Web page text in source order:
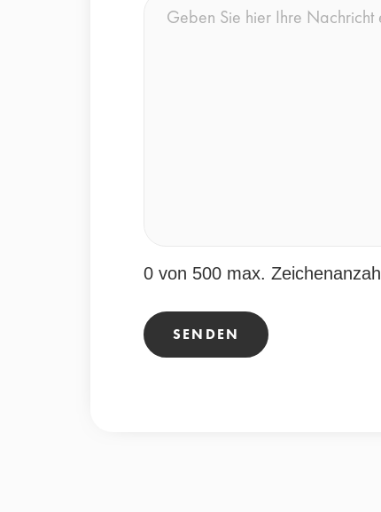
0 von 500 max.